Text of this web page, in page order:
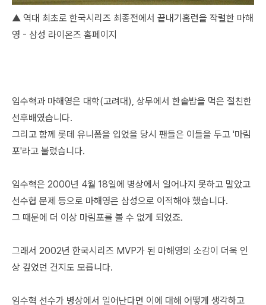
▲ 역대 최초로 한국시리즈 최종전에서 끝내기홈런을 작렬한 마해
영 - 삼성 라이온즈 홈페이지
임수혁과 마해영은 대학(고려대), 상무에서 한솥밥을 먹은 절친한
선후배였습니다.
그리고 함께 롯데 유니폼을 입었을 당시 팬들은 이들을 두고 '마림
포'라고 불렀습니다.
임수혁은 2000년 4월 18일에 병상에서 일어나지 못하고 말았고
선수협 문제 등으로 마해영은 삼성으로 이적해야 했습니다.
그 때문에 더 이상 마림포를 볼 수 없게 되었죠.
그래서 2002년 한국시리즈 MVP가 된 마해영의 소감이 더욱 인
상 깊었던 건지도 모릅니다.
임수혁 선수가 병상에서 일어난다면 이에 대해 어떻게 생각하고